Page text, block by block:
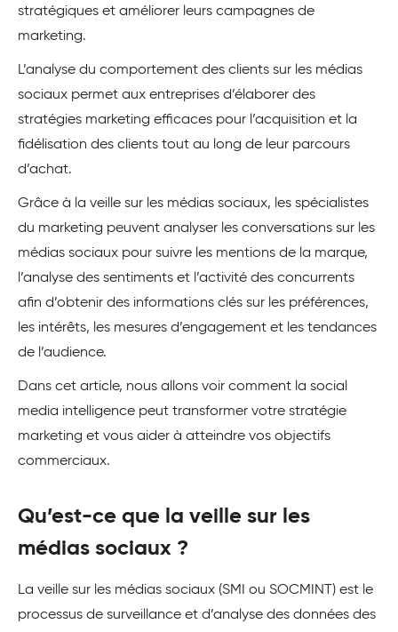
stratégiques et améliorer leurs campagnes de
marketing.
L’analyse du comportement des clients sur les médias
sociaux permet aux entreprises d’élaborer des
stratégies marketing efficaces pour l’acquisition et la
fidélisation des clients tout au long de leur parcours
d’achat.
Grâce à la veille sur les médias sociaux, les spécialistes
du marketing peuvent analyser les conversations sur les
médias sociaux pour suivre les mentions de la marque,
l’analyse des sentiments et l’activité des concurrents
afin d’obtenir des informations clés sur les préférences,
les intérêts, les mesures d’engagement et les tendances
de l’audience.
Dans cet article, nous allons voir comment la social
media intelligence peut transformer votre stratégie
marketing et vous aider à atteindre vos objectifs
commerciaux.
Qu’est-ce que la veille sur les
médias sociaux ?
La veille sur les médias sociaux (SMI ou SOCMINT) est le
processus de surveillance et d’analyse des données des